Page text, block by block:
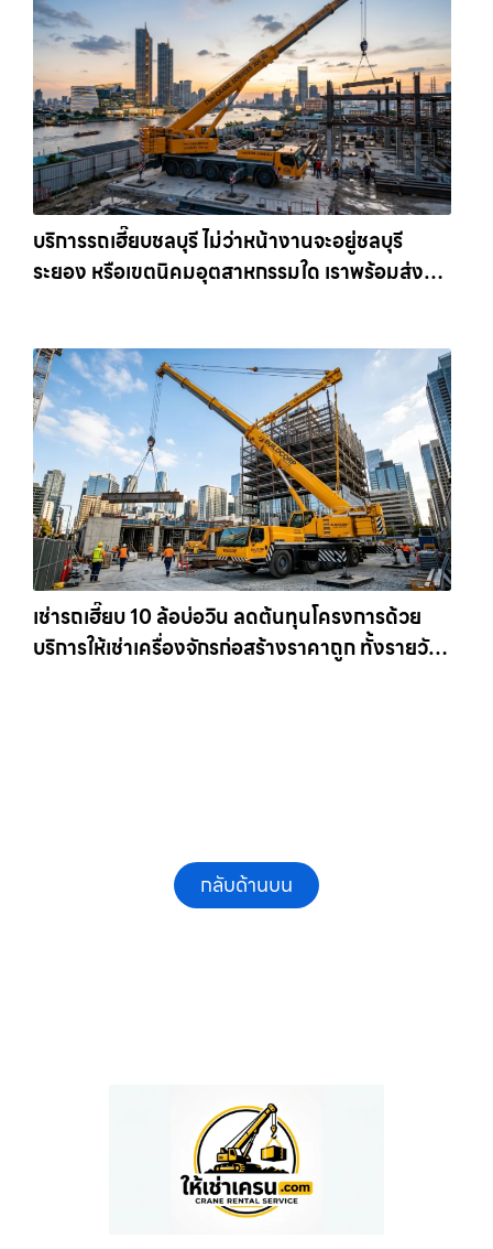
บริการรถเฮี๊ยบชลบุรี ไม่ว่าหน้างานจะอยู่ชลบุรี
ระยอง หรือเขตนิคมอุตสาหกรรมใด เราพร้อมส่งรถ
เช่ารถเฮี๊ยบ 10 ล้อบ่อวิน ลดต้นทุนโครงการด้วย
บริการให้เช่าเครื่องจักรก่อสร้างราคาถูก ทั้งรายวัน
กลับด้านบน